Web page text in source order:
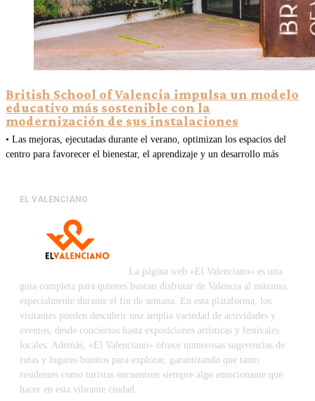
British School of Valencia impulsa un modelo
educativo más sostenible con la
modernización de sus instalaciones
• Las mejoras, ejecutadas durante el verano, optimizan los espacios del
centro para favorecer el bienestar, el aprendizaje y un desarrollo más
EL VALENCIANO
La página web «El Valenciano» es una
guía completa para quienes buscan disfrutar de Valencia al máximo,
especialmente durante el fin de semana. En esta plataforma, los
visitantes pueden descubrir una amplia variedad de actividades y
eventos, desde conciertos hasta exposiciones artísticas y festivales
locales. Además, «El Valenciano» ofrece numerosas sugerencias de
rutas y lugares bonitos para explorar, garantizando que tanto
residentes como turistas encuentren siempre algo emocionante que
hacer en esta vibrante ciudad.